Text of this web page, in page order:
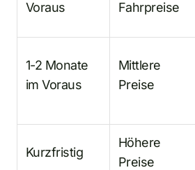
Voraus
Fahrpreise
1-2 Monate
im Voraus
Mittlere
Preise
Kurzfristig
Höhere
Preise